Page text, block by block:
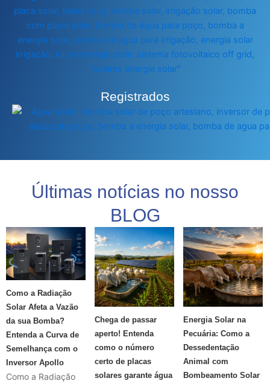
Registrados
Últimas notícias no nosso
BLOG
Como a Radiação
Solar Afeta a Vazão
da sua Bomba?
Entenda a Curva de
Semelhança com o
Inversor Apollo
Como a Radiação
Chega de passar
aperto! Entenda
como o número
certo de placas
solares garante água
Energia Solar na
Pecuária: Como a
Dessedentação
Animal com
Bombeamento Solar